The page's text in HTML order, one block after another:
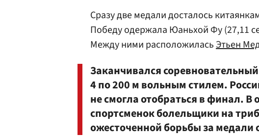
Сразу две медали досталось
Победу одержала Юаньхой Фу (27,11
Между ними расположиласьЭтьен
Заканчивался
4 по 200 м вольным стилем.
не смогла отобраться в финал. В
спортсменок болельщики на
ожесточенной борьбы за медали